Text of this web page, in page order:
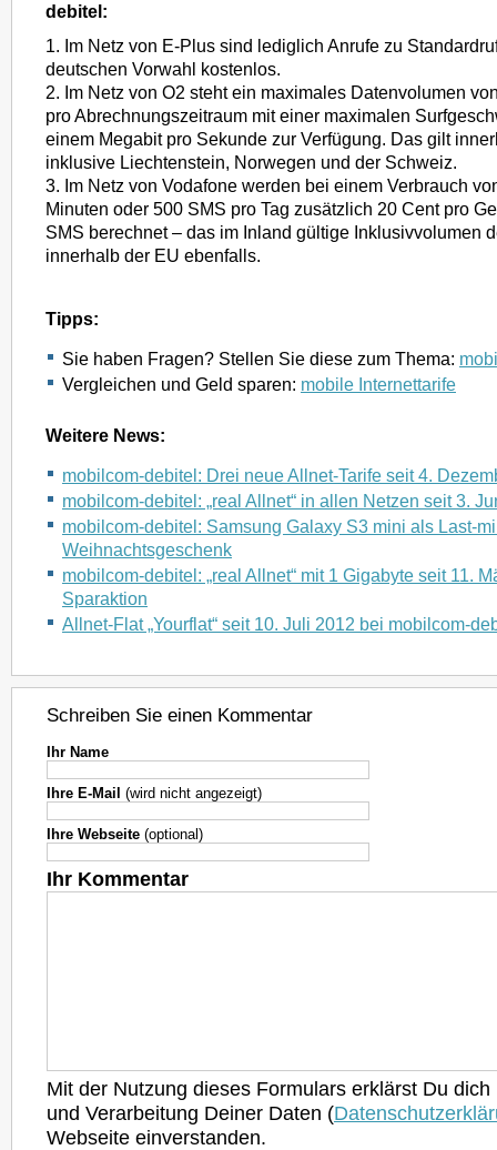
debitel:
1. Im Netz von E-Plus sind lediglich Anrufe zu
deutschen Vorwahl kostenlos.
2. Im Netz von O2 steht ein maximales Datenvolumen
pro Abrechnungszeitraum mit einer maximalen
einem Megabit pro Sekunde zur Verfügung. Das gilt
inklusive Liechtenstein, Norwegen und der Schweiz.
3. Im Netz von Vodafone werden bei einem Verbrauch
Minuten oder 500 SMS pro Tag zusätzlich 20 Cent pro
SMS berechnet – das im Inland gültige Inklusivvolumen
innerhalb der EU ebenfalls.
Tipps:
Sie haben Fragen? Stellen Sie diese zum Thema:
Vergleichen und Geld sparen: mobile Internettarife
Weitere News:
mobilcom-debitel: Drei neue Allnet-Tarife seit 4.
mobilcom-debitel: „real Allnet“ in allen Netzen seit 3.
mobilcom-debitel: Samsung Galaxy S3 mini als Last-
Weihnachtsgeschenk
mobilcom-debitel: „real Allnet“ mit 1 Gigabyte seit 11.
Sparaktion
Allnet-Flat „Yourflat“ seit 10. Juli 2012 bei mobilcom-
Schreiben Sie einen Kommentar
Ihr Name
Ihre E-Mail (wird nicht angezeigt)
Ihre Webseite (optional)
Ihr Kommentar
Mit der Nutzung dieses Formulars erklärst Du
und Verarbeitung Deiner Daten (
Webseite einverstanden.